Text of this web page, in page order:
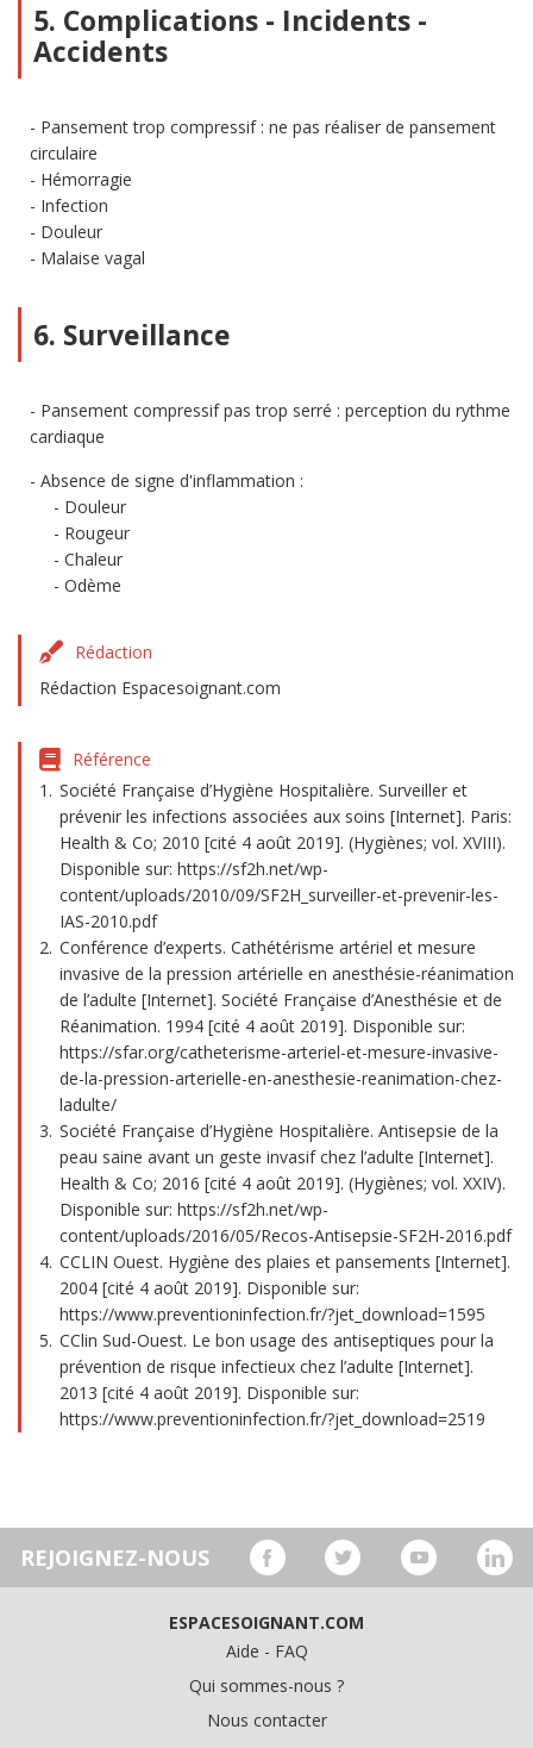
5. Complications - Incidents -
Accidents
Pansement trop compressif : ne pas réaliser de pansement
circulaire
Hémorragie
Infection
Douleur
Malaise vagal
6. Surveillance
Pansement compressif pas trop serré : perception du rythme
cardiaque
Absence de signe d'inflammation :
Douleur
Rougeur
Chaleur
Odème
Rédaction
Rédaction Espacesoignant.com
Référence
Société Française d’Hygiène Hospitalière. Surveiller et
prévenir les infections associées aux soins [Internet]. Paris:
Health & Co; 2010 [cité 4 août 2019]. (Hygiènes; vol. XVIII).
Disponible sur: https://sf2h.net/wp-
content/uploads/2010/09/SF2H_surveiller-et-prevenir-les-
IAS-2010.pdf
Conférence d’experts. Cathétérisme artériel et mesure
invasive de la pression artérielle en anesthésie-réanimation
de l’adulte [Internet]. Société Française d’Anesthésie et de
Réanimation. 1994 [cité 4 août 2019]. Disponible sur:
https://sfar.org/catheterisme-arteriel-et-mesure-invasive-
de-la-pression-arterielle-en-anesthesie-reanimation-chez-
ladulte/
Société Française d’Hygiène Hospitalière. Antisepsie de la
peau saine avant un geste invasif chez l’adulte [Internet].
Health & Co; 2016 [cité 4 août 2019]. (Hygiènes; vol. XXIV).
Disponible sur: https://sf2h.net/wp-
content/uploads/2016/05/Recos-Antisepsie-SF2H-2016.pdf
CCLIN Ouest. Hygiène des plaies et pansements [Internet].
2004 [cité 4 août 2019]. Disponible sur:
https://www.preventioninfection.fr/?jet_download=1595
CClin Sud-Ouest. Le bon usage des antiseptiques pour la
prévention de risque infectieux chez l’adulte [Internet].
2013 [cité 4 août 2019]. Disponible sur:
https://www.preventioninfection.fr/?jet_download=2519
REJOIGNEZ-NOUS
ESPACESOIGNANT.COM
Aide - FAQ
Qui sommes-nous ?
Nous contacter